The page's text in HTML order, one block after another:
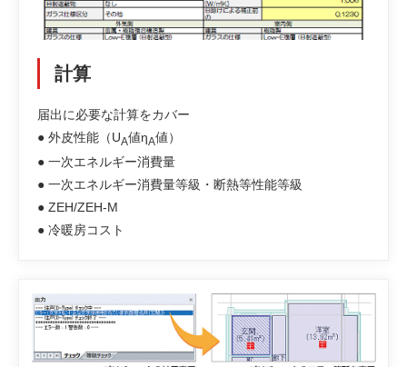
計算
届出に必要な計算をカバー
● 外皮性能（UA値ηA値）
● 一次エネルギー消費量
● 一次エネルギー消費量等級・断熱等性能等級
● ZEH/ZEH-M
● 冷暖房コスト